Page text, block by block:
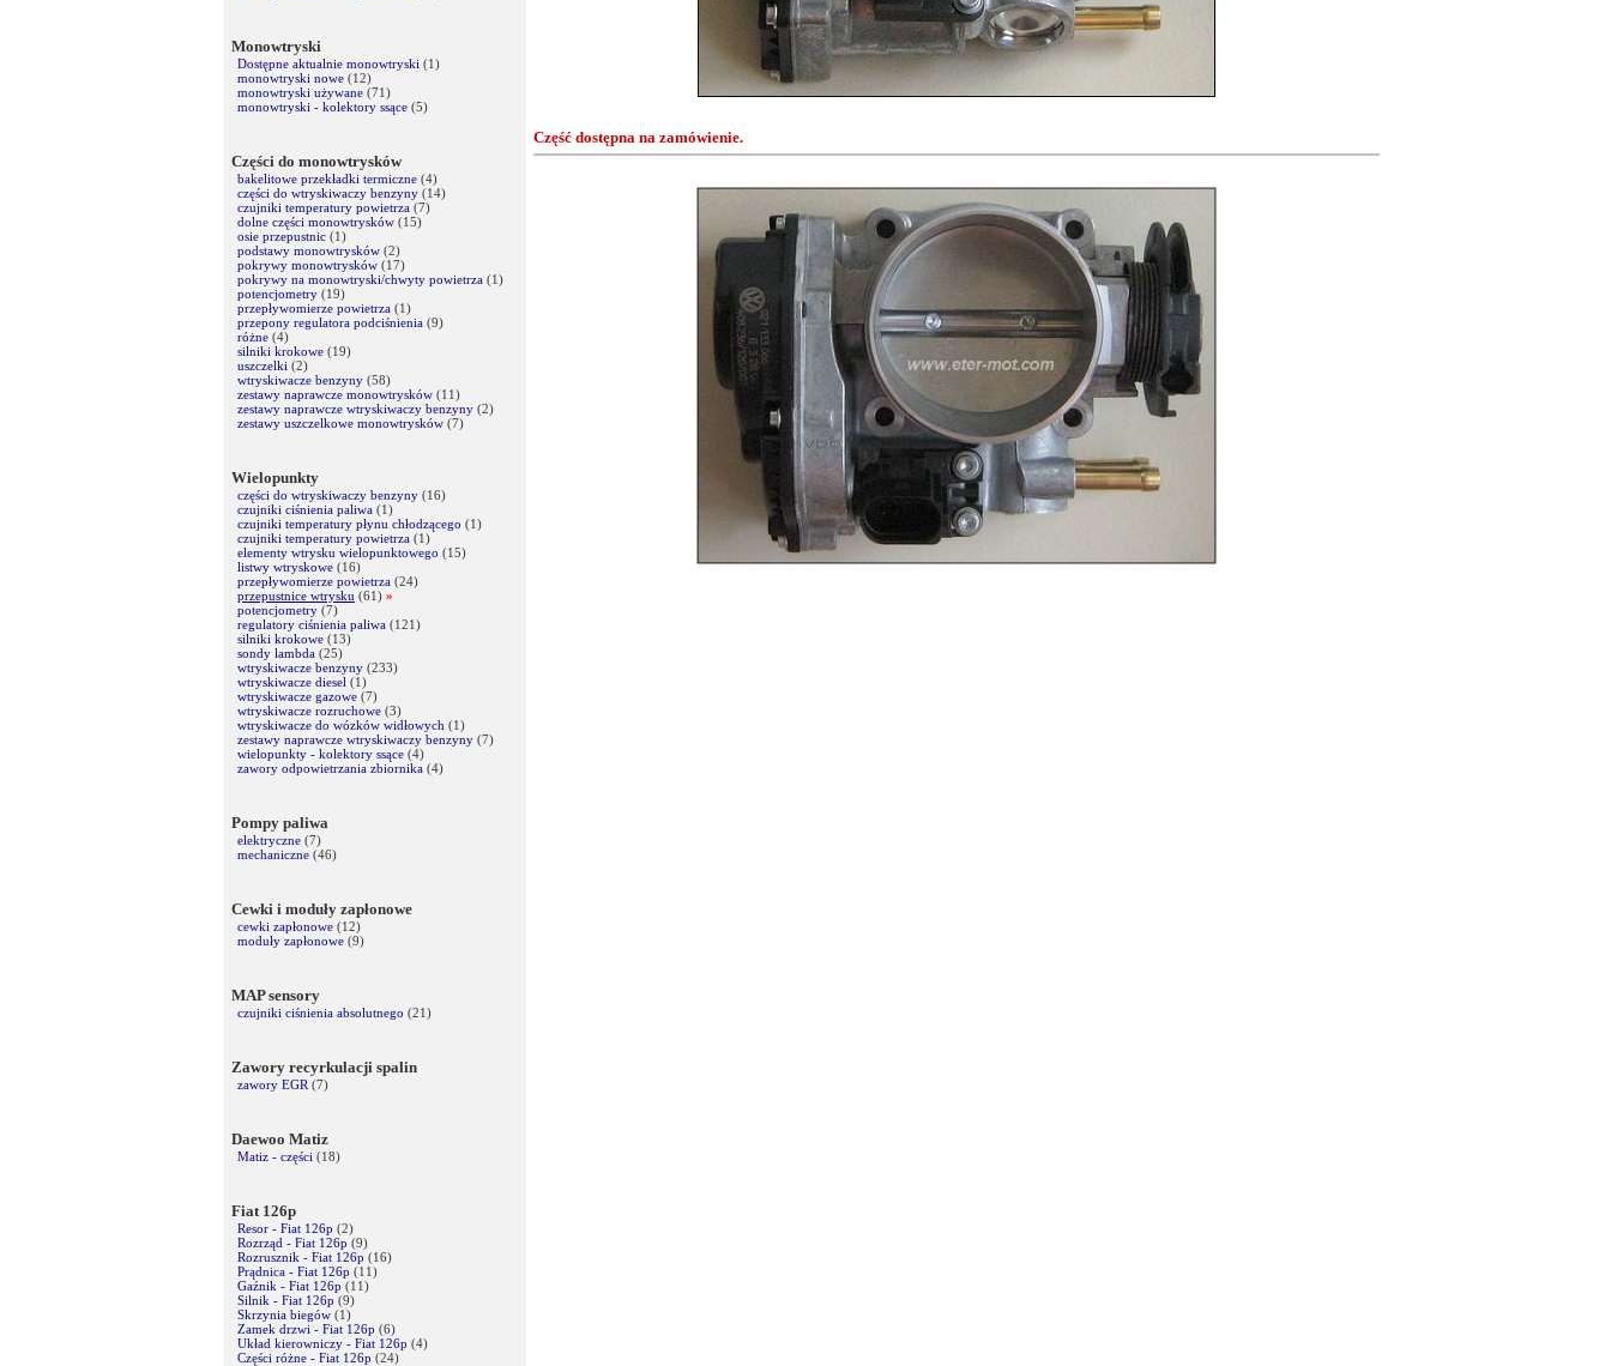
Monowtryski
Dostępne aktualnie monowtryski (1)
monowtryski nowe (12)
monowtryski używane (71)
monowtryski - kolektory ssące (5)
Części do monowtrysków
bakelitowe przekładki termiczne (4)
części do wtryskiwaczy benzyny (14)
czujniki temperatury powietrza (7)
dolne części monowtrysków (15)
osie przepustnic (1)
podstawy monowtrysków (2)
pokrywy monowtrysków (17)
pokrywy na monowtryski/chwyty powietrza (1)
potencjometry (19)
przepływomierze powietrza (1)
przepony regulatora podciśnienia (9)
różne (4)
silniki krokowe (19)
uszczelki (2)
wtryskiwacze benzyny (58)
zestawy naprawcze monowtrysków (11)
zestawy naprawcze wtryskiwaczy benzyny (2)
zestawy uszczelkowe monowtrysków (7)
Wielopunkty
części do wtryskiwaczy benzyny (16)
czujniki ciśnienia paliwa (1)
czujniki temperatury płynu chłodzącego (1)
czujniki temperatury powietrza (1)
elementy wtrysku wielopunktowego (15)
listwy wtryskowe (16)
przepływomierze powietrza (24)
przepustnice wtrysku (61) »
potencjometry (7)
regulatory ciśnienia paliwa (121)
silniki krokowe (13)
sondy lambda (25)
wtryskiwacze benzyny (233)
wtryskiwacze diesel (1)
wtryskiwacze gazowe (7)
wtryskiwacze rozruchowe (3)
wtryskiwacze do wózków widłowych (1)
zestawy naprawcze wtryskiwaczy benzyny (7)
wielopunkty - kolektory ssące (4)
zawory odpowietrzania zbiornika (4)
Pompy paliwa
elektryczne (7)
mechaniczne (46)
Cewki i moduły zapłonowe
cewki zapłonowe (12)
moduły zapłonowe (9)
MAP sensory
czujniki ciśnienia absolutnego (21)
Zawory recyrkulacji spalin
zawory EGR (7)
Daewoo Matiz
Matiz - części (18)
Fiat 126p
Resor - Fiat 126p (2)
Rozrząd - Fiat 126p (9)
Rozrusznik - Fiat 126p (16)
Prądnica - Fiat 126p (11)
Gaźnik - Fiat 126p (11)
Silnik - Fiat 126p (9)
Skrzynia biegów (1)
Zamek drzwi - Fiat 126p (6)
Układ kierowniczy - Fiat 126p (4)
Części różne - Fiat 126p (24)
Część dostępna na zamówienie.